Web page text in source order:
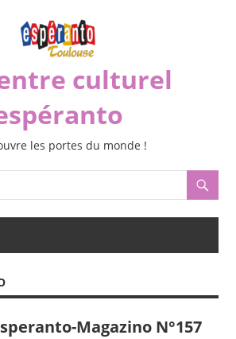
culturel
les portes du monde !
Magazino N°157